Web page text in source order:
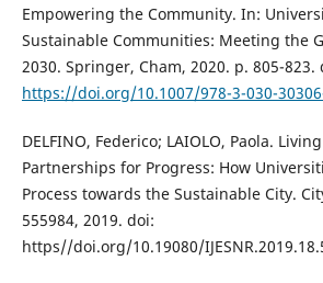
Empowering the Community. In:
Sustainable Communities: Meeting the
2030. Springer, Cham, 2020. p. 805-823.
https://doi.org/10.1007/978-3-030-
DELFINO, Federico; LAIOLO, Paola.
Partnerships for Progress: How
Process towards the Sustainable City.
555984, 2019. doi:
https//doi.org/10.19080/